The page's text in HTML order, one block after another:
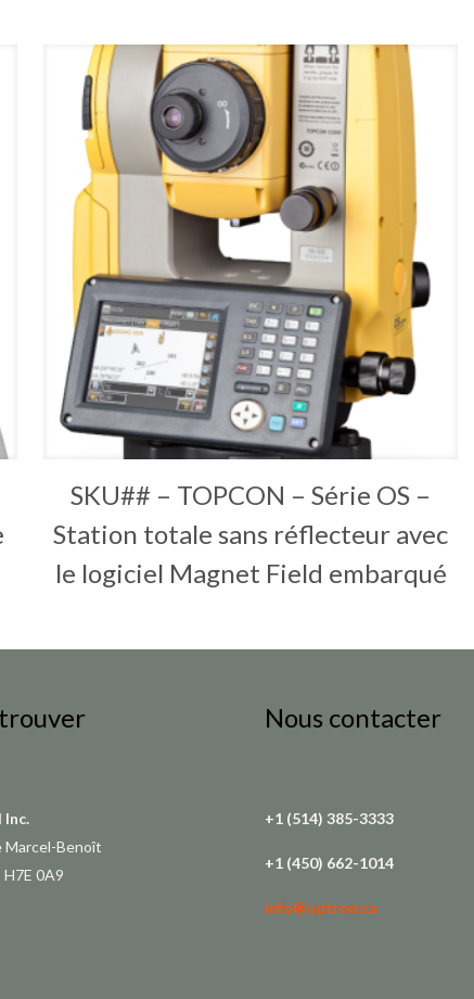
SKU## – TOPCON – Série OS –
Station totale sans réflecteur avec
le logiciel Magnet Field embarqué
Inc.
Marcel-Benoît
H7E 0A9
Nous contacter
+1 (514) 385-3333
+1 (450) 662-1014
info@optron.ca